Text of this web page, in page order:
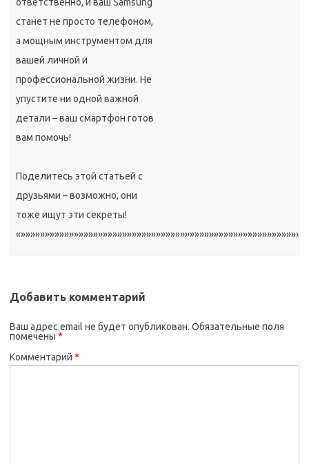
ответственно, и ваш Samsung
станет не просто телефоном,
а мощным инструментом для
вашей личной и
профессиональной жизни. Не
упустите ни одной важной
детали – ваш смартфон готов
вам помочь!
Поделитесь этой статьей с
друзьями – возможно, они
тоже ищут эти секреты!
Добавить комментарий
Ваш адрес email не будет опубликован. Обязательные поля
помечены *
Комментарий *